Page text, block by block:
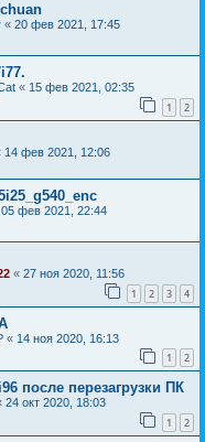
« 20 фев 2021, 17:45
« 15 фев 2021, 02:35
1 2
14 фев 2021, 12:06
05 фев 2021, 22:44
« 27 ноя 2020, 11:56
1 2 3 4
« 14 ноя 2020, 16:13
1 2
после перезагрузки ПК
24 окт 2020, 18:03
1 2